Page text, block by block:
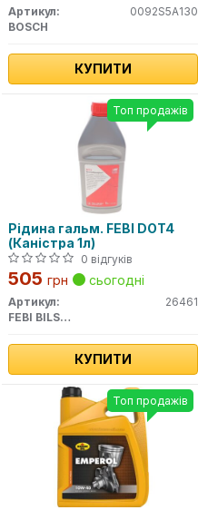
Артикул:
0092S5A130
BOSCH
КУПИТИ
Рідина гальм. FEBI DOT4
(Каністра 1л)
0 відгуків
505 грн сьогодні
Артикул:
26461
FEBI BILSTEIN
КУПИТИ
Топ продажів
Топ продажів